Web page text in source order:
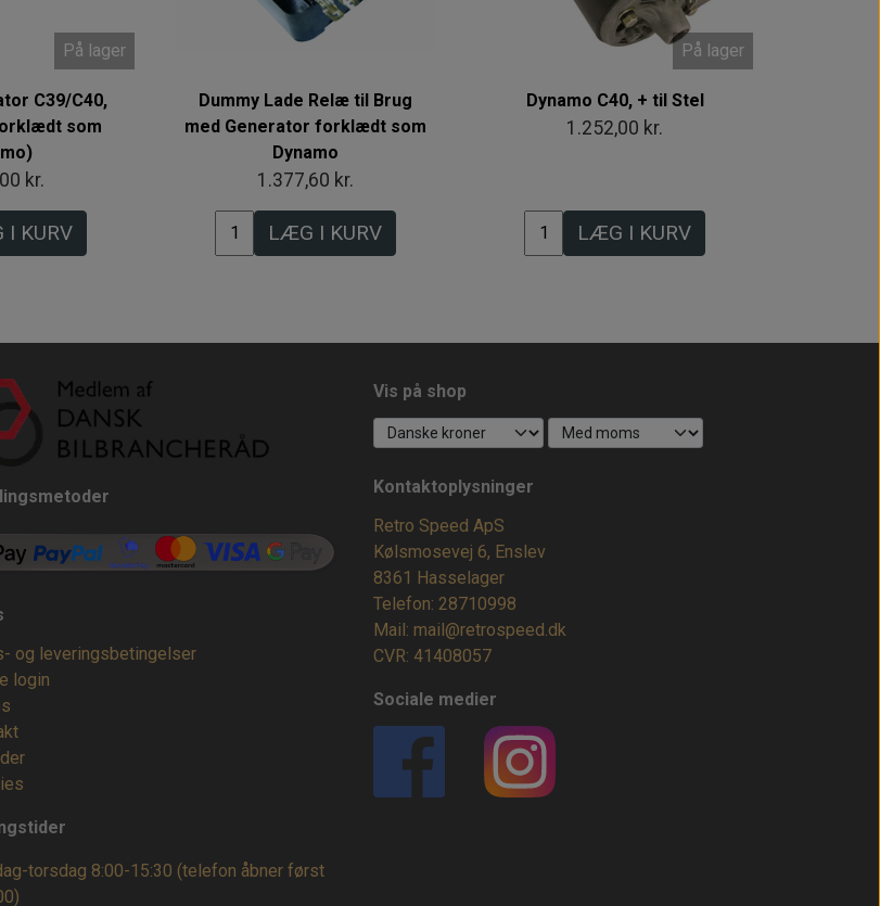
På lager
C39/C40,
som
kr.
KURV
Dummy Lade Relæ til Brug
med Generator forklædt som
Dynamo
1.377,60 kr.
LÆG I KURV
På lager
Dynamo C40, + til Stel
1.252,00 kr.
LÆG I KURV
og leveringsbetingelser
login
torsdag 8:00-15:30 (telefon åbner først
Vis på shop
Kontaktoplysninger
Retro Speed ApS
Kølsmosevej 6, Enslev
8361 Hasselager
Telefon: 28710998
Mail: mail@retrospeed.dk
CVR: 41408057
Sociale medier